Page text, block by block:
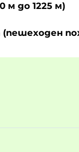
м до 1225 м)